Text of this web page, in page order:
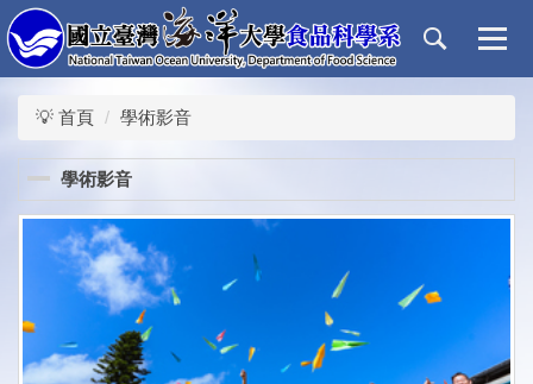
跳
到
主
要
區
💡 首頁 學術影音
學術影音